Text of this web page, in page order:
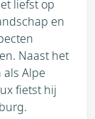
liefst op
en
Naast het
Alpe
fietst hij